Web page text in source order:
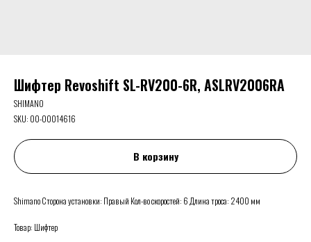
Шифтер Revoshift SL-RV200-6R, ASLRV2006RA
SHIMANO
SKU: 00-00014616
В корзину
Shimano Сторона установки: Правый Кол-во скоростей: 6 Длина троса: 2400 мм
Товар: Шифтер